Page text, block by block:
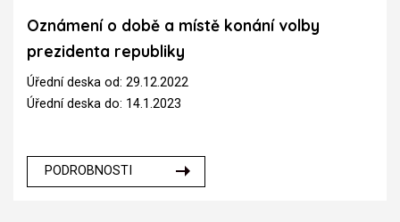
Oznámení o době a místě konání volby
prezidenta republiky
Úřední deska od: 29.12.2022
Úřední deska do: 14.1.2023
PODROBNOSTI